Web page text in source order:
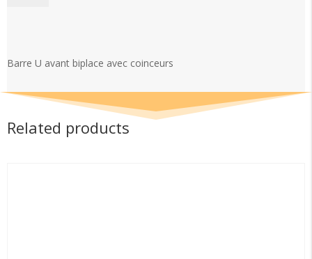
Barre U avant biplace avec coinceurs
Related products